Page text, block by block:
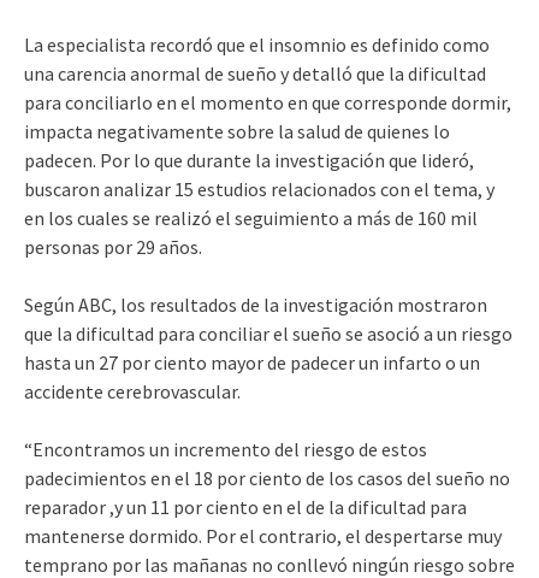
La especialista recordó que el insomnio es definido como
una carencia anormal de sueño y detalló que la dificultad
para conciliarlo en el momento en que corresponde dormir,
impacta negativamente sobre la salud de quienes lo
padecen. Por lo que durante la investigación que lideró,
buscaron analizar 15 estudios relacionados con el tema, y
en los cuales se realizó el seguimiento a más de 160 mil
personas por 29 años.
Según ABC, los resultados de la investigación mostraron
que la dificultad para conciliar el sueño se asoció a un riesgo
hasta un 27 por ciento mayor de padecer un infarto o un
accidente cerebrovascular.
“Encontramos un incremento del riesgo de estos
padecimientos en el 18 por ciento de los casos del sueño no
reparador ,y un 11 por ciento en el de la dificultad para
mantenerse dormido. Por el contrario, el despertarse muy
temprano por las mañanas no conllevó ningún riesgo sobre